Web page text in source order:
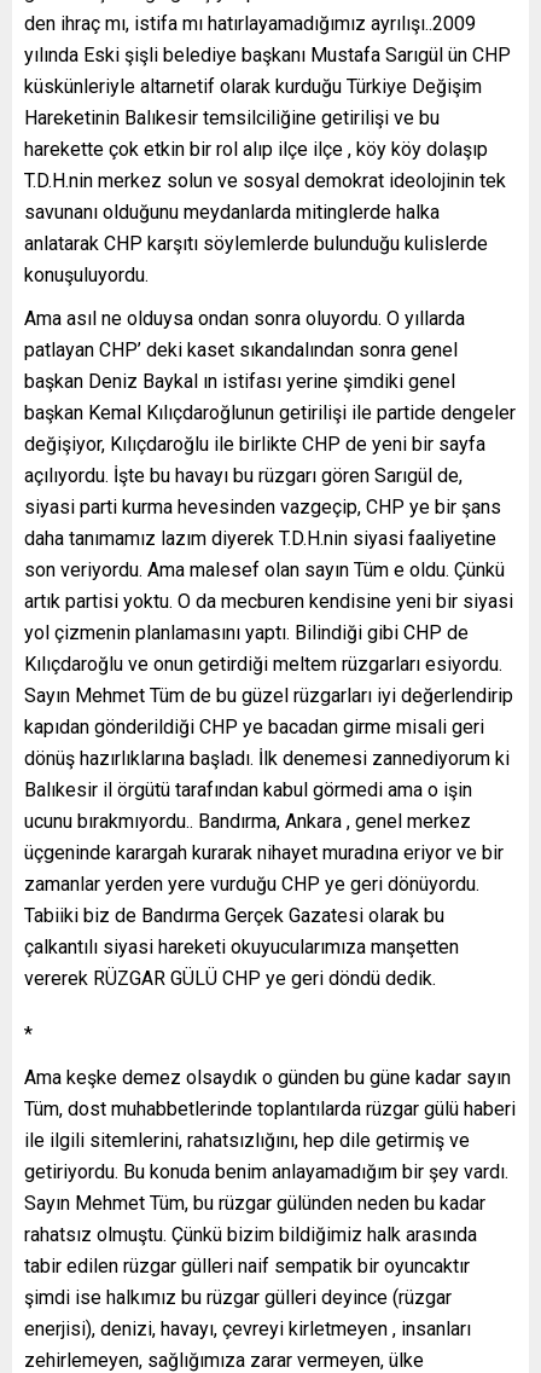
den ihraç mı, istifa mı hatırlayamadığımız ayrılışı..2009
yılında Eski şişli belediye başkanı Mustafa Sarıgül ün CHP
küskünleriyle altarnetif olarak kurduğu Türkiye Değişim
Hareketinin Balıkesir temsilciliğine getirilişi ve bu
harekette çok etkin bir rol alıp ilçe ilçe , köy köy dolaşıp
T.D.H.nin merkez solun ve sosyal demokrat ideolojinin tek
savunanı olduğunu meydanlarda mitinglerde halka
anlatarak CHP karşıtı söylemlerde bulunduğu kulislerde
konuşuluyordu.
Ama asıl ne olduysa ondan sonra oluyordu. O yıllarda
patlayan CHP’ deki kaset sıkandalından sonra genel
başkan Deniz Baykal ın istifası yerine şimdiki genel
başkan Kemal Kılıçdaroğlunun getirilişi ile partide dengeler
değişiyor, Kılıçdaroğlu ile birlikte CHP de yeni bir sayfa
açılıyordu. İşte bu havayı bu rüzgarı gören Sarıgül de,
siyasi parti kurma hevesinden vazgeçip, CHP ye bir şans
daha tanımamız lazım diyerek T.D.H.nin siyasi faaliyetine
son veriyordu. Ama malesef olan sayın Tüm e oldu. Çünkü
artık partisi yoktu. O da mecburen kendisine yeni bir siyasi
yol çizmenin planlamasını yaptı. Bilindiği gibi CHP de
Kılıçdaroğlu ve onun getirdiği meltem rüzgarları esiyordu.
Sayın Mehmet Tüm de bu güzel rüzgarları iyi değerlendirip
kapıdan gönderildiği CHP ye bacadan girme misali geri
dönüş hazırlıklarına başladı. İlk denemesi zannediyorum ki
Balıkesir il örgütü tarafından kabul görmedi ama o işin
ucunu bırakmıyordu.. Bandırma, Ankara , genel merkez
üçgeninde karargah kurarak nihayet muradına eriyor ve bir
zamanlar yerden yere vurduğu CHP ye geri dönüyordu.
Tabiiki biz de Bandırma Gerçek Gazatesi olarak bu
çalkantılı siyasi hareketi okuyucularımıza manşetten
vererek RÜZGAR GÜLÜ CHP ye geri döndü dedik.
*
Ama keşke demez olsaydık o günden bu güne kadar sayın
Tüm, dost muhabbetlerinde toplantılarda rüzgar gülü haberi
ile ilgili sitemlerini, rahatsızlığını, hep dile getirmiş ve
getiriyordu. Bu konuda benim anlayamadığım bir şey vardı.
Sayın Mehmet Tüm, bu rüzgar gülünden neden bu kadar
rahatsız olmuştu. Çünkü bizim bildiğimiz halk arasında
tabir edilen rüzgar gülleri naif sempatik bir oyuncaktır
şimdi ise halkımız bu rüzgar gülleri deyince (rüzgar
enerjisi), denizi, havayı, çevreyi kirletmeyen , insanları
zehirlemeyen, sağlığımıza zarar vermeyen, ülke